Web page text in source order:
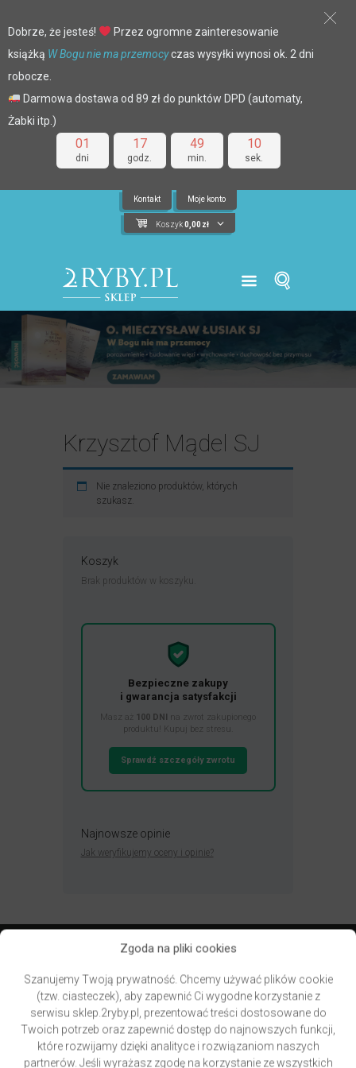
Zgoda na pliki cookies
Szanujemy Twoją prywatność. Chcemy używać plików cookie
(tzw. ciasteczek), aby zapewnić Ci wygodne korzystanie z
serwisu sklep.2ryby.pl, prezentować treści dostosowane do
Twoich potrzeb oraz zapewnić dostęp do najnowszych funkcji,
które rozwijamy dzięki analityce i rozwiązaniom naszych
partnerów. Jeśli wyrażasz zgodę na korzystanie ze wszystkich
01
dni
17
godz.
49
min.
10
sek.
Dobrze, że jesteś!
Przez ogromne zainteresowanie
książką W Bogu nie ma przemocyczas wysyłki wynosi ok. 2 dni
robocze.
Darmowa dostawa od 89 zł do punktów DPD (automaty,
Żabki itp.)
Kontakt Moje konto
Koszyk 0,00 zł
Krzysztof Mądel SJ
Nie znaleziono produktów, których
szukasz.
Koszyk
Brak produktów w koszyku.
Bezpieczne zakupy
i gwarancja satysfakcji
Masz aż 100 DNI
na zwrot zakupionego
produktu! Kupuj bez stresu.
Sprawdź szczegóły zwrotu
Najnowsze opinie
Jak weryfikujemy oceny i opinie?
Newsletter – zapisz się i zyskaj
Zwroty – bezpieczne zakupy
Kontakt, godziny otwarcia, mapa dojazdu
Blog, recenzje produktów, aktualności, promocje